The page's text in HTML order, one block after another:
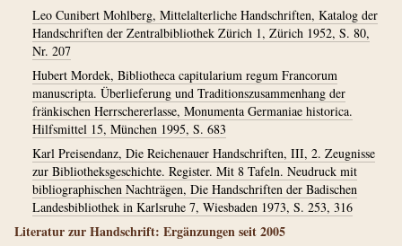
Leo Cunibert Mohlberg, Mittelalterliche Handschriften, Katalog der
Handschriften der Zentralbibliothek Zürich 1, Zürich 1952, S. 80,
Nr. 207
Hubert Mordek, Bibliotheca capitularium regum Francorum
manuscripta. Überlieferung und Traditionszusammenhang der
fränkischen Herrschererlasse, Monumenta Germaniae historica.
Hilfsmittel 15, München 1995, S. 683
Karl Preisendanz, Die Reichenauer Handschriften, III, 2. Zeugnisse
zur Bibliotheksgeschichte. Register. Mit 8 Tafeln. Neudruck mit
bibliographischen Nachträgen, Die Handschriften der Badischen
Landesbibliothek in Karlsruhe 7, Wiesbaden 1973, S. 253, 316
Literatur zur Handschrift: Ergänzungen seit 2005